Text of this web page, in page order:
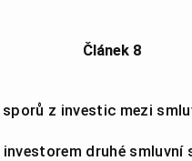
Článek 8
sporů z investic mezi
investorem druhé smluvní